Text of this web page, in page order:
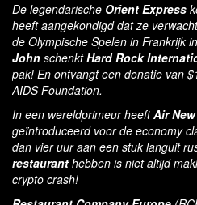
De legendarische Orient Express
heeft aangekondigd dat ze
de Olympische Spelen in Frankrijk
John schenktHard Rock
pak! En ontvangt een donatie van
AIDS Foundation.
In een wereldprimeur heeftAir
geïntroduceerd voor de economy
dan vier uur aan een stuk languit
restaurant hebben is niet altijd
crypto crash!